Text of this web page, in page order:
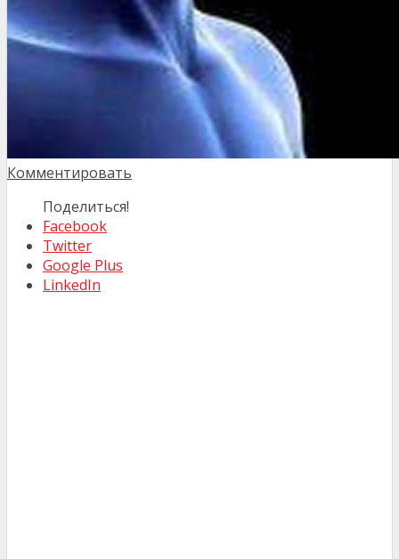
Комментировать
Поделиться!
Facebook
Twitter
Google Plus
LinkedIn